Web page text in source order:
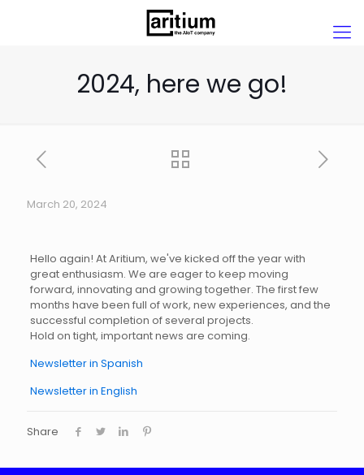
2024, here we go!
March 20, 2024
Hello again! At Aritium, we've kicked off the year with
great enthusiasm. We are eager to keep moving
forward, innovating and growing together. The first few
months have been full of work, new experiences, and the
successful completion of several projects.
Hold on tight, important news are coming.
Newsletter in Spanish
Newsletter in English
Share